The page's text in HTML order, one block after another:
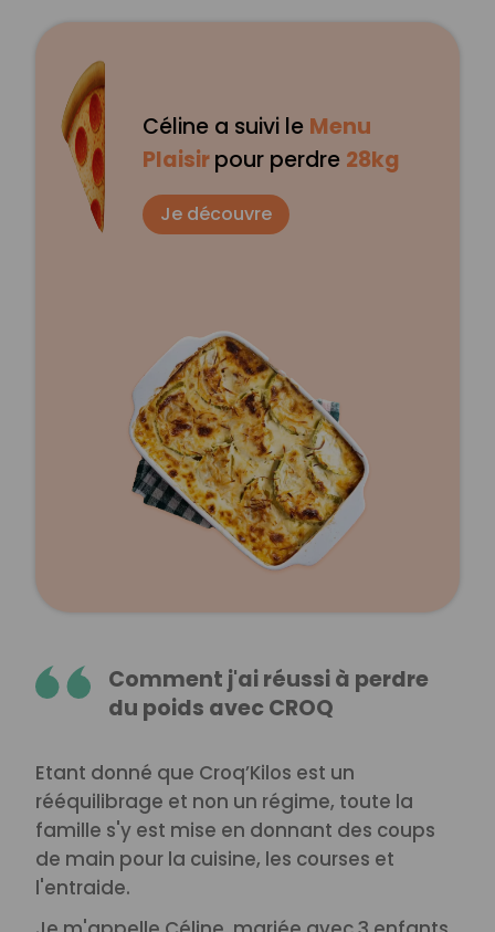
Céline a suivi le Menu
Plaisirpour perdre 28kg
Je découvre
Comment j'ai réussi à perdre
du poids avec CROQ
Etant donné que Croq’Kilos est un
rééquilibrage et non un régime, toute la
famille s'y est mise en donnant des coups
de main pour la cuisine, les courses et
l'entraide.